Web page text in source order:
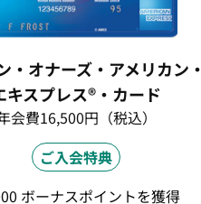
・オナーズ・アメリカン・
キスプレス®・カード
会費16,500円（税込）
ご入会特典
ボーナスポイントを獲得